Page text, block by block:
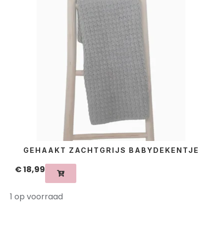
GEHAAKT ZACHTGRIJS BABYDEKENTJE
€18,99
1 op voorraad